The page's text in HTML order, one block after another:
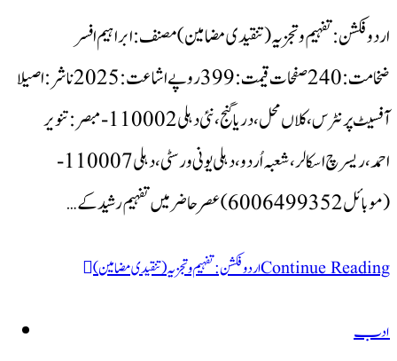
اردو فکشن:تفہیم و تجزیہ(تنقیدی مضامین) مصنف:ابراہیم افسر
ضخامت:240صفحات قیمت:399روپے اشاعت:2025 ناشر:اصیلا
آفسیٹ پرنٹرس،کلاں محل،دریا گنج،نئی دہلی110002- مبصر:تنویر
احمد،ریسرچ اسکالر،شعبہ اُردو،دہلی یونی ورسٹی،دہلی110007-
(موبائل6006499352) عصر حاضر میں تفہیم رشید کے…
Continue Readingاردو فکشن:تفہیم و تجزیہ(تنقیدی مضامین)
ادب